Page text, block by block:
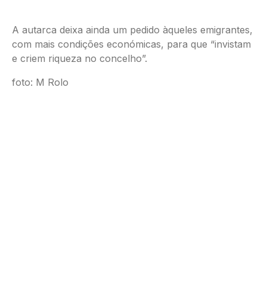
A autarca deixa ainda um pedido àqueles emigrantes,
com mais condições económicas, para que “invistam
e criem riqueza no concelho”.
foto: M Rolo